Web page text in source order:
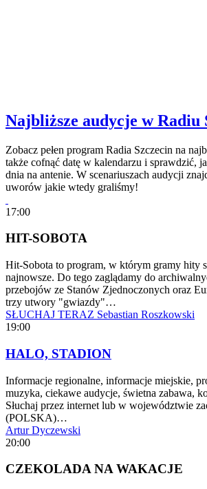
Najbliższe audycje w Radiu
Zobacz pełen program Radia Szczecin na
także cofnąć datę w kalendarzu i sprawdzić,
dnia na antenie. W scenariuszach audycji
uworów jakie wtedy graliśmy!
17:00
HIT-SOBOTA
Hit-Sobota to program, w którym gramy hity
najnowsze. Do tego zaglądamy do
przebojów ze Stanów Zjednoczonych oraz
trzy utwory "gwiazdy"…
SŁUCHAJ TERAZ Sebastian Roszkowski
19:00
HALO, STADION
Informacje regionalne, informacje miejskie,
muzyka, ciekawe audycje, świetna zabawa,
Słuchaj przez internet lub w województwie
(POLSKA)…
Artur Dyczewski
20:00
CZEKOLADA NA WAKACJE